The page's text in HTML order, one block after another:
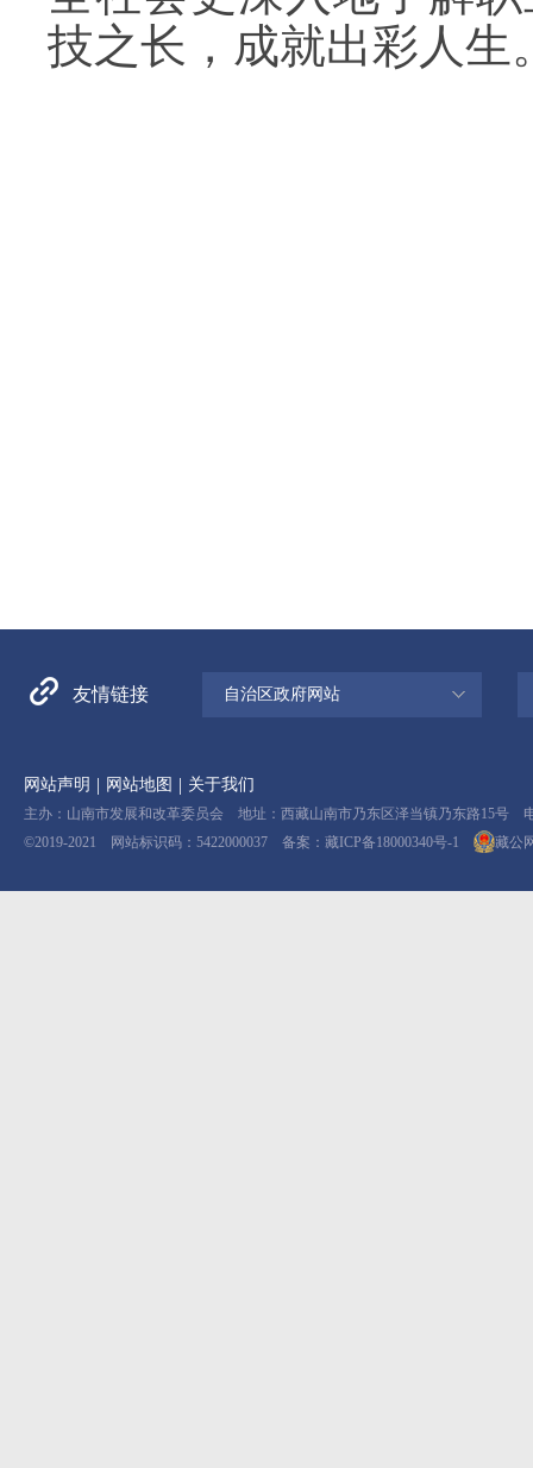
技之长，成就出彩人生
友情链接 自治区政府网站
网站声明 | 网站地图 | 关于我们
主办：山南市发展和改革委员会 地址：西藏山南市乃东区泽当镇乃东路15号 电
©2019-2021 网站标识码：5422000037 备案： 藏ICP备18000340号-1 藏公